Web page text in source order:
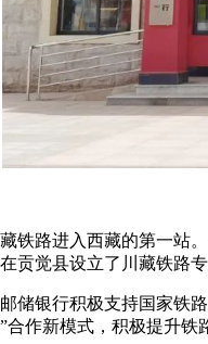
铁路进入西藏的第一站
贡觉县设立了川藏铁路专
储银行积极支持国家铁
作新模式，积极提升铁